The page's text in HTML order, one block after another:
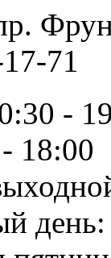
пр.
71
-
18:00
день: